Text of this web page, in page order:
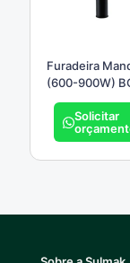
Furadeira
(600-900W)
Solicitar